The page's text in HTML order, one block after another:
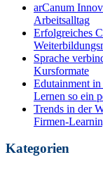
arCanum
Arbeitsalltag
Erfolgreiches
Sprache
Kursformate
Edutainment
Lernen so ein
Trends in der
Firmen-
Kategorien